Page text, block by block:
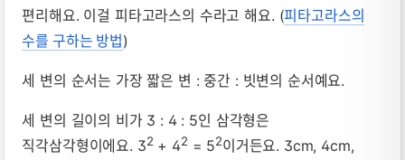
편리해요. 이걸 피타고라스의 수라고 해요. (피타고라스의
수를 구하는 방법)
세 변의 순서는 가장 짧은 변 : 중간 : 빗변의 순서예요.
세 변의 길이의 비가 3 : 4 : 5인 삼각형은
직각삼각형이에요. 32 + 42 = 52이거든요. 3cm, 4cm,